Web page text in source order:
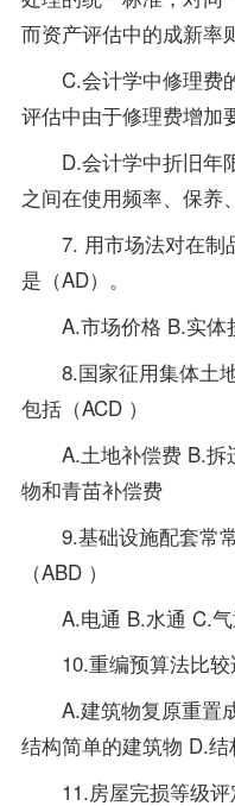
而资产评估中的成新率
C.会计学中修理费
评估中由于修理费增加
D.会计学中折旧年
之间在使用频率、保养
7. 用市场法对在制
是（AD）。
A.市场价格 B.实体
8.国家征用集体土地
包括（ACD ）
A.土地补偿费 B.拆
物和青苗补偿费
9.基础设施配套常常
（ABD ）
A.电通 B.水通 C.气
10.重编预算法比较
A.建筑物复原重置
结构简单的建筑物 D.
11.房屋完损等级评